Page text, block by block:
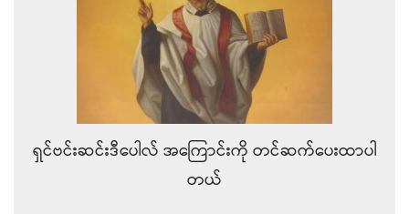
ရှင်ဗင်းဆင်းဒီပေါလ် အကြောင်းကို တင်ဆက်ပေးထာပါ
တယ်